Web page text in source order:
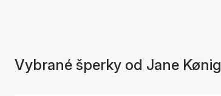
Vybrané šperky od Jane Kønig